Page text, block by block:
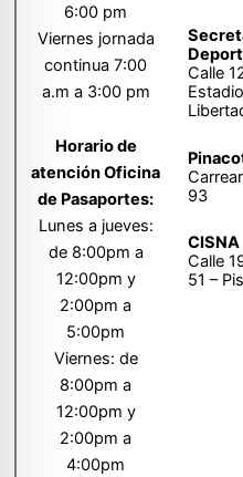
6:00 pm
Viernes jornada
continua 7:00
a.m a 3:00 pm
Horario de
atención Oficina
de Pasaportes:
Lunes a jueves:
de 8:00pm a
12:00pm y
2:00pm a
5:00pm
Viernes: de
8:00pm a
12:00pm y
2:00pm a
4:00pm
Calle
93
CISNA
Calle
51 –